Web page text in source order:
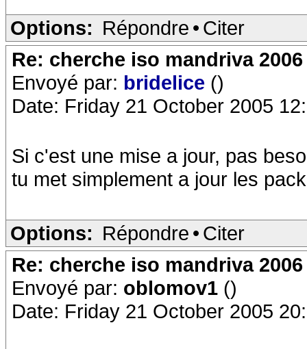
Options: Répondre • Citer
Re: cherche iso mandriva
Envoyé par: bridelice ()
Date: Friday 21 October 2005
Si c'est une mise a jour, pas
tu met simplement a jour les
Options: Répondre • Citer
Re: cherche iso mandriva
Envoyé par: oblomov1 ()
Date: Friday 21 October 2005